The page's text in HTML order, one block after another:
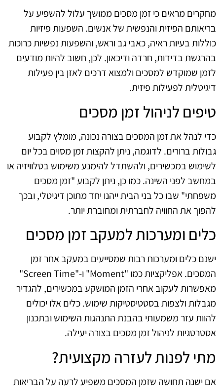
מחקרים מראים כי זמן מסכים ממושך עלול להשפיע על
בריאותם הפיזית והנפשית של אנשים. השפעות פיזיות
כוללות בעיות ראיה, כאבי גב וראש, והשפעות נפשיות כרוכות
בהרגשת בדידות, חרדה ודיכאון. לכן, חשוב להיות מודעים
לזמן שמוקדש למסכים ולמצוא דרכים לאזן בין פעילות
דיגיטלית לפעילות פיזית.
טיפים לניהול זמן מסכים
כדי לנהל את זמן המסכים בצורה נכונה, מומלץ לקבוע
גבולות ברורים. לדוגמה, ניתן להקצות זמן מסוים בכל יום
לשימוש במכשירים, ולהשתדל להימנע משימוש בטלוויזיה או
במחשב לפני השינה. כמו כן, ניתן לקבוע "זמן מסכים
משפחתי" שבו כל בני הבית ייהנו יחד מתוכן דיגיטלי, ובכך
להפוך את החוויה לחברתית ומחוברת יותר.
כלים ומערכות למעקב זמן מסכים
ישנם כלים ומערכות רבות שמסייעים במעקב אחר זמן
המסכים. אפליקציות כמו "Moment" ו-"Screen Time"
מאפשרות לעקוב אחרי הזמן המושקע במכשירים, להגדיר
מגבלות ולצפות בסטטיסטיקות שימוש. כלים אלו יכולים
להוות עזר משמעותי בהבנת התנהגות השימוש ובתכנון
אסטרטגיות לניהול זמן מסכים בצורה יעילה.
מתי לפנות לעזרה מקצועית?
אם ישנה תחושה שזמן המסכים משפיע לרעה על הבריאות